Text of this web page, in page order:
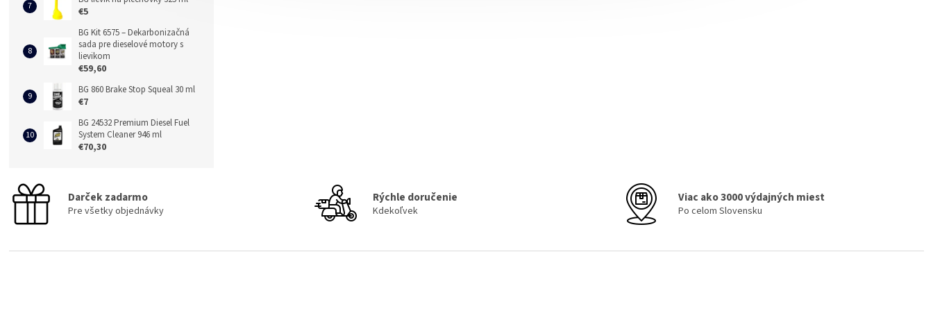
€5
BG Kit 6575 – Dekarbonizačná
sada pre dieselové motory s
lievikom
€59,60
BG 860 Brake Stop Squeal 30 ml
€7
BG 24532 Premium Diesel Fuel
System Cleaner 946 ml
€70,30
Darček zadarmo
Pre všetky objednávky
Rýchle doručenie
Kdekoľvek
Viac ako 3000 výdajných miest
Po celom Slovensku